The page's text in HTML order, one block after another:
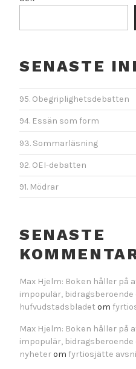
SENASTE
95. Obegriplighetsdebatten
94. Essän som form
93. Sommarläsning
92. OEI-debatten
91. Mödrar
SENASTE
Max Hjelm: Boken håller på
impopulär,
hufvudstadsbladet om
Max Hjelm: Boken håller på
impopulär, bidragsberoende
nyheterom fyrtiosjätte